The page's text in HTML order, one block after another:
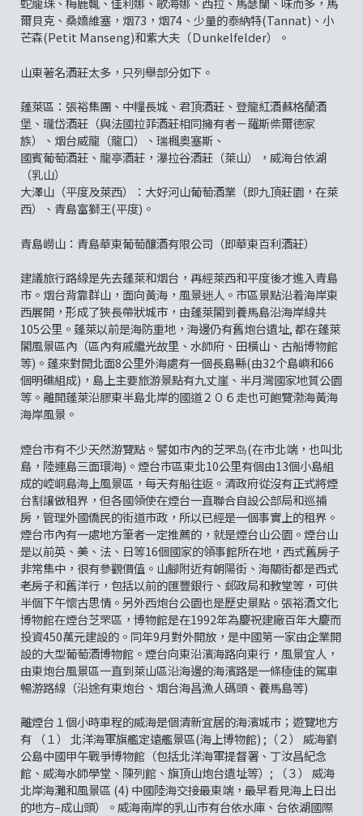
爾貝克、桑嬌維塞，烟73，烟74、少量的泰納特(Tannat)、小
芒森(Petit Manseng)和紫大夫（Ｄunkelfelder）。
山東著名酒莊太多，只列舉部分如下。
蓬萊區：張裕集團、中糧長城、君頂酒莊、登龍紅酒蘇格蘭酒
堡、瓏岱酒莊（與法國拉菲酒莊相同擁有者－羅斯柴爾德家
族）、烟台威龍（龍口）、瑞楓奥塞斯、
國賓葡萄酒莊、龍亭酒莊，瀑拉谷酒莊（萊山），威海台依湖
（乳山）
大澤山（平度及萊西）：大好河山葡萄酒業（即九頂莊園，在萊
西）、青島富獅王(平度)。
青島嶗山：青島華東葡萄釀酒有限公司（即華東百利酒莊）
建議旅行路線是先去蓬萊和烟台，再經萊西和平度後才進入青島
市。烟台背靠群山，面向黃海，風景迷人。市區景點沿着海岸東
西展開，形成了狹長帶狀城市，由蓬萊閣到養馬島沿海岸線共
105公里。蓬萊以前是海防重地，海邊仍有舊炮台遺址, 都在蓬萊
閣風景區內（區內有戚繼光故里、水師府、田橫山、古船博物館
等)。蓬來對開北面8公里外海處有一個長島縣(由32个島嶼和66
個明礁組成)，島上主要旅游景點有九丈崖、半月灣國家地質公園
等。離開蓬萊沿膠東半島北岸的國道２０６走也可飽覽渤海黃海
海岸風景。
煙台市有不少天然游覽點。譬如市內的芝罘岛(在市北端，也叫北
島，陸連島三面環海)。煙台市區東北10公里有個由13個小島組
成的崆峒島海上風景區，每天有船往返。清政府從沒有正式將煙
台割讓做租界，但各國領使在煙台一直聯合自設公部局和巡捕
房，管理外國僑民的街道市政，所以已經是一個事實上的租界。
煙台市內有一處地方筆者一定推薦的，就是煙台山公園。煙台山
是以前英、美、法、日等16個國家的領事館所在地，西式舊房子
非常集中，很有參觀價值。山腳附近有朝陽街、海關街都是西式
老房子和舊洋行，包括以前的匯豐銀行、郵政局和教堂等，可供
半個下午懷古思情。另外西炮台公園也是歷史景點。張裕酒文化
博物館在煙台芝罘區，博物館是在1992年為慶祝建廠百年大慶而
投資450萬元建設的。同年9月對外開放，是中國第一家由企業開
設的大型葡萄酒博物館。煙台向東沿濱海路向東行，風景宜人，
由東炮台風景區一直到萊山區沿海邊的海濱路是一條極佳的駕車
暢游路線（沿途有東炮台、烟台海昌漁人碼頭、養馬島等)
離煙台１個小時車程的威海是個清新宜居的海濱城市；遊覽地方
有 （１） 北洋海軍旗艦定遠艦景區(海上博物館) ;（２） 威海劉
公島中國甲午戰爭博物館（包括北洋海軍提督署、丁汝昌紀念
館、威海水師學堂、陳列館、旗頂山炮台遺址等）; （３） 威海
北岸海灘和風景區 (4) 中國陸海交接最東端，最早看見海上日出
的地方–成山頭）。威海南岸的乳山市有台依水庫、台依湖國際